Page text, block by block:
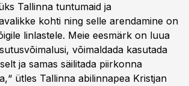
Tallinna tuntumaid ja
kohti ning selle arendamine on
linlastele. Meie eesmärk on luua
võimaldada kasutada
ja samas säilitada piirkonna
ütles Tallinna abilinnapea Kristjan